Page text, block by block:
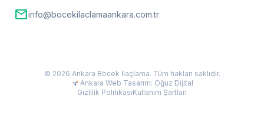
mailinfo@bocekilaclamaankara.com.tr
© 2026 Ankara Böcek İlaçlama. Tüm hakları saklıdır.
Ankara Web Tasarım: Oğuz Dijital
Gizlilik PolitikasıKullanım Şartları